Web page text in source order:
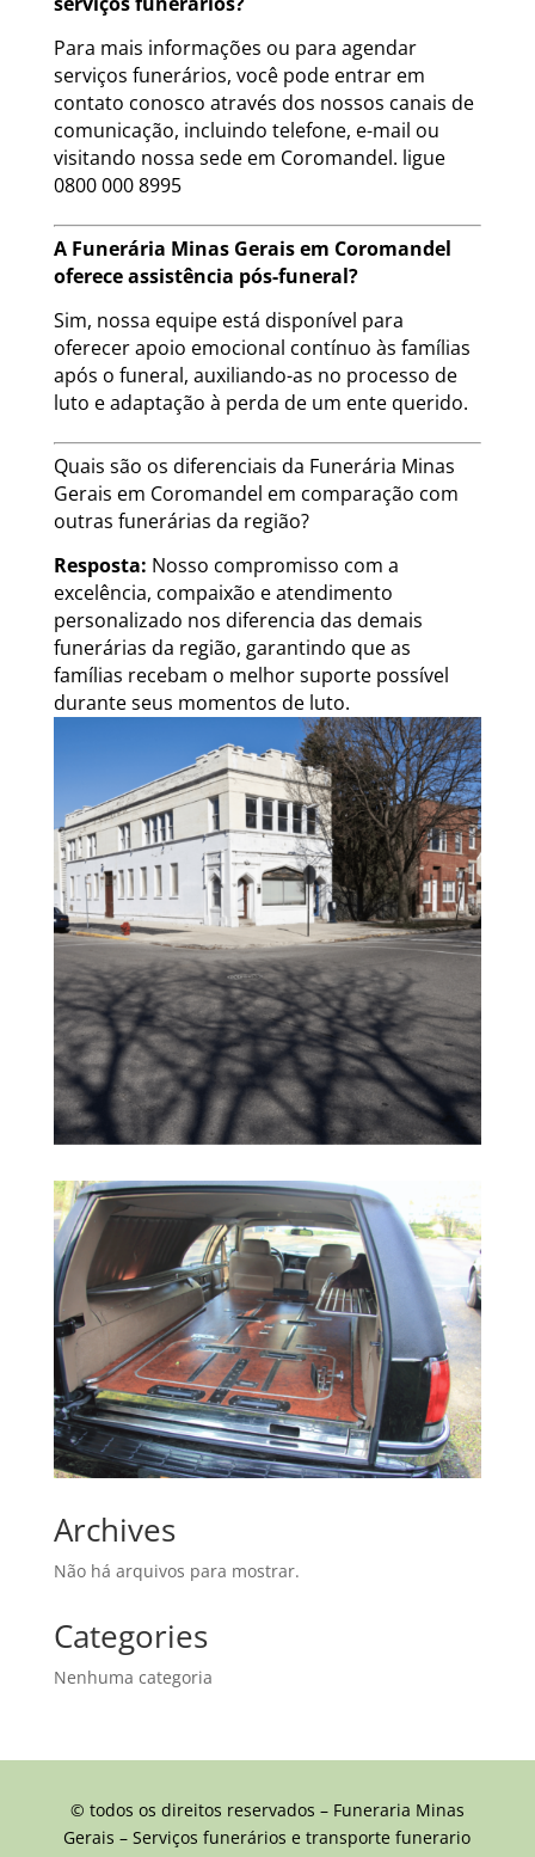
Para mais informações ou para agendar
serviços funerários, você pode entrar em
contato conosco através dos nossos canais de
comunicação, incluindo telefone, e-mail ou
visitando nossa sede em Coromandel. ligue
0800 000 8995
A Funerária Minas Gerais em Coromandel
oferece assistência pós-funeral?
Sim, nossa equipe está disponível para
oferecer apoio emocional contínuo às famílias
após o funeral, auxiliando-as no processo de
luto e adaptação à perda de um ente querido.
Quais são os diferenciais da Funerária Minas
Gerais em Coromandel em comparação com
outras funerárias da região?
Resposta: Nosso compromisso com a
excelência, compaixão e atendimento
personalizado nos diferencia das demais
funerárias da região, garantindo que as
famílias recebam o melhor suporte possível
durante seus momentos de luto.
Archives
Não há arquivos para mostrar.
Categories
Nenhuma categoria
© todos os direitos reservados – Funeraria Minas
Gerais – Serviços funerários e transporte funerario